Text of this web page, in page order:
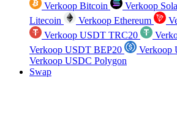
Verkoop Bitcoin Verkoop
Litecoin
Verkoop Ethereum
Verkoop USDT TRC20
Verkoop USDT BEP20
Verkoop
Verkoop USDC Polygon
Swap